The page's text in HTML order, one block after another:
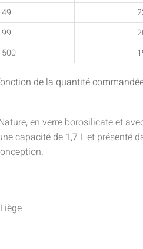
de la quantité
en verre borosilicate et
capacité de 1,7 L et présenté